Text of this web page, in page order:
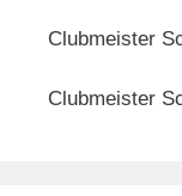
Clubmeister
Clubmeister